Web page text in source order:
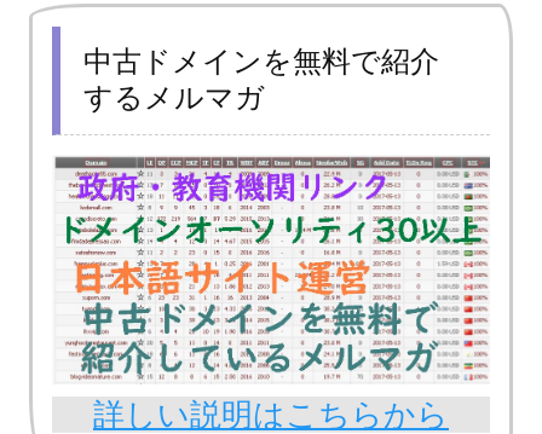
中古ドメインを無料で紹介
するメルマガ
詳しい説明はこちらから